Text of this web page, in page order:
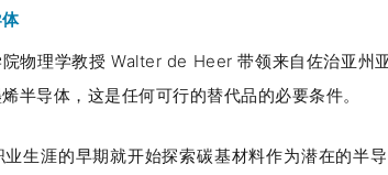
物理学教授 Walter de Heer 带领来自佐治亚州
半导体，这是任何可行的替代品的必要条件。
生涯的早期就开始探索碳基材料作为潜在的半